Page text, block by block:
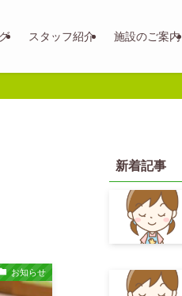
スタッフ紹介 施設のご案内
お知らせ
新着記事